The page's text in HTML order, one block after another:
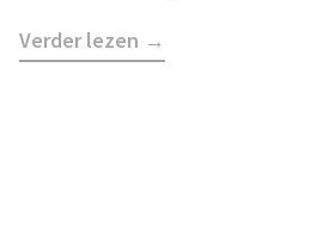
Verder lezen →